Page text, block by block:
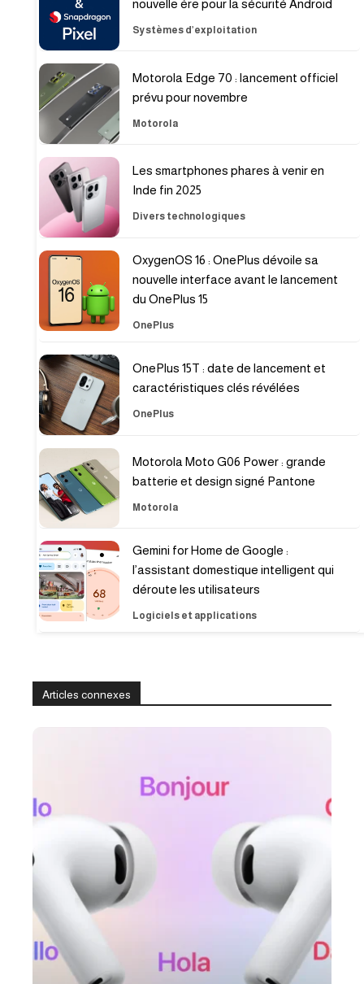
nouvelle ère pour la sécurité Android
Systèmes d’exploitation
Motorola Edge 70 : lancement officiel
prévu pour novembre
Motorola
Les smartphones phares à venir en
Inde fin 2025
Divers technologiques
OxygenOS 16 : OnePlus dévoile sa
nouvelle interface avant le lancement
du OnePlus 15
OnePlus
OnePlus 15T : date de lancement et
caractéristiques clés révélées
OnePlus
Motorola Moto G06 Power : grande
batterie et design signé Pantone
Motorola
Gemini for Home de Google :
l’assistant domestique intelligent qui
déroute les utilisateurs
Logiciels et applications
Articles connexes